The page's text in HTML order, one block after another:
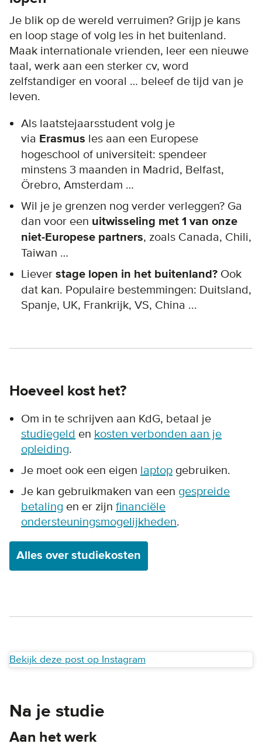
Je blik op de wereld verruimen? Grijp je kans
en loop stage of volg les in het buitenland.
Maak internationale vrienden, leer een nieuwe
taal, werk aan een sterker cv, word
zelfstandiger en vooral … beleef de tijd van je
leven.
Als laatstejaarsstudent volg je
via Erasmus les aan een Europese
hogeschool of universiteit: spendeer
minstens 3 maanden in Madrid, Belfast,
Örebro, Amsterdam …
Wil je je grenzen nog verder verleggen? Ga
dan voor een uitwisseling met 1 van onze
niet-Europese partners, zoals Canada, Chili,
Taiwan …
Liever stage lopen in het buitenland? Ook
dat kan. Populaire bestemmingen: Duitsland,
Spanje, UK, Frankrijk, VS, China ...
Hoeveel kost het?
Om in te schrijven aan KdG, betaal je
studiegeld en kosten verbonden aan je
opleiding.
Je moet ook een eigen laptop gebruiken.
Je kan gebruikmaken van een gespreide
betaling en er zijn financiële
ondersteuningsmogelijkheden.
Alles over studiekosten
Bekijk deze post op Instagram
Na je studie
Aan het werk